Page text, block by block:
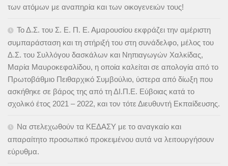
των ατόμων με αναπηρία και των οικογενειών τους!
Το Δ.Σ. του Σ. Ε. Π. Ε. Αμαρουσίου εκφράζει την αμέριστη
συμπαράσταση και τη στήριξή του στη συνάδελφο, μέλος του
Δ.Σ. του Συλλόγου δασκάλων και Νηπιαγωγών Χαλκίδας,
Μαρία Μαυροκεφαλίδου, η οποία καλείται σε απολογία από το
Πρωτοβάθμιο Πειθαρχικό Συμβούλιο, ύστερα από δίωξη που
ασκήθηκε σε βάρος της από τη ΔΙ.Π.Ε. Εύβοιας κατά το
σχολικό έτος 2021 – 2022, και τον τότε Διευθυντή Εκπαίδευσης.
Να στελεχωθούν τα ΚΕΔΑΣΥ με το αναγκαίο και
απαραίτητο προσωπικό προκειμένου αυτά να λειτουργήσουν
εύρυθμα.